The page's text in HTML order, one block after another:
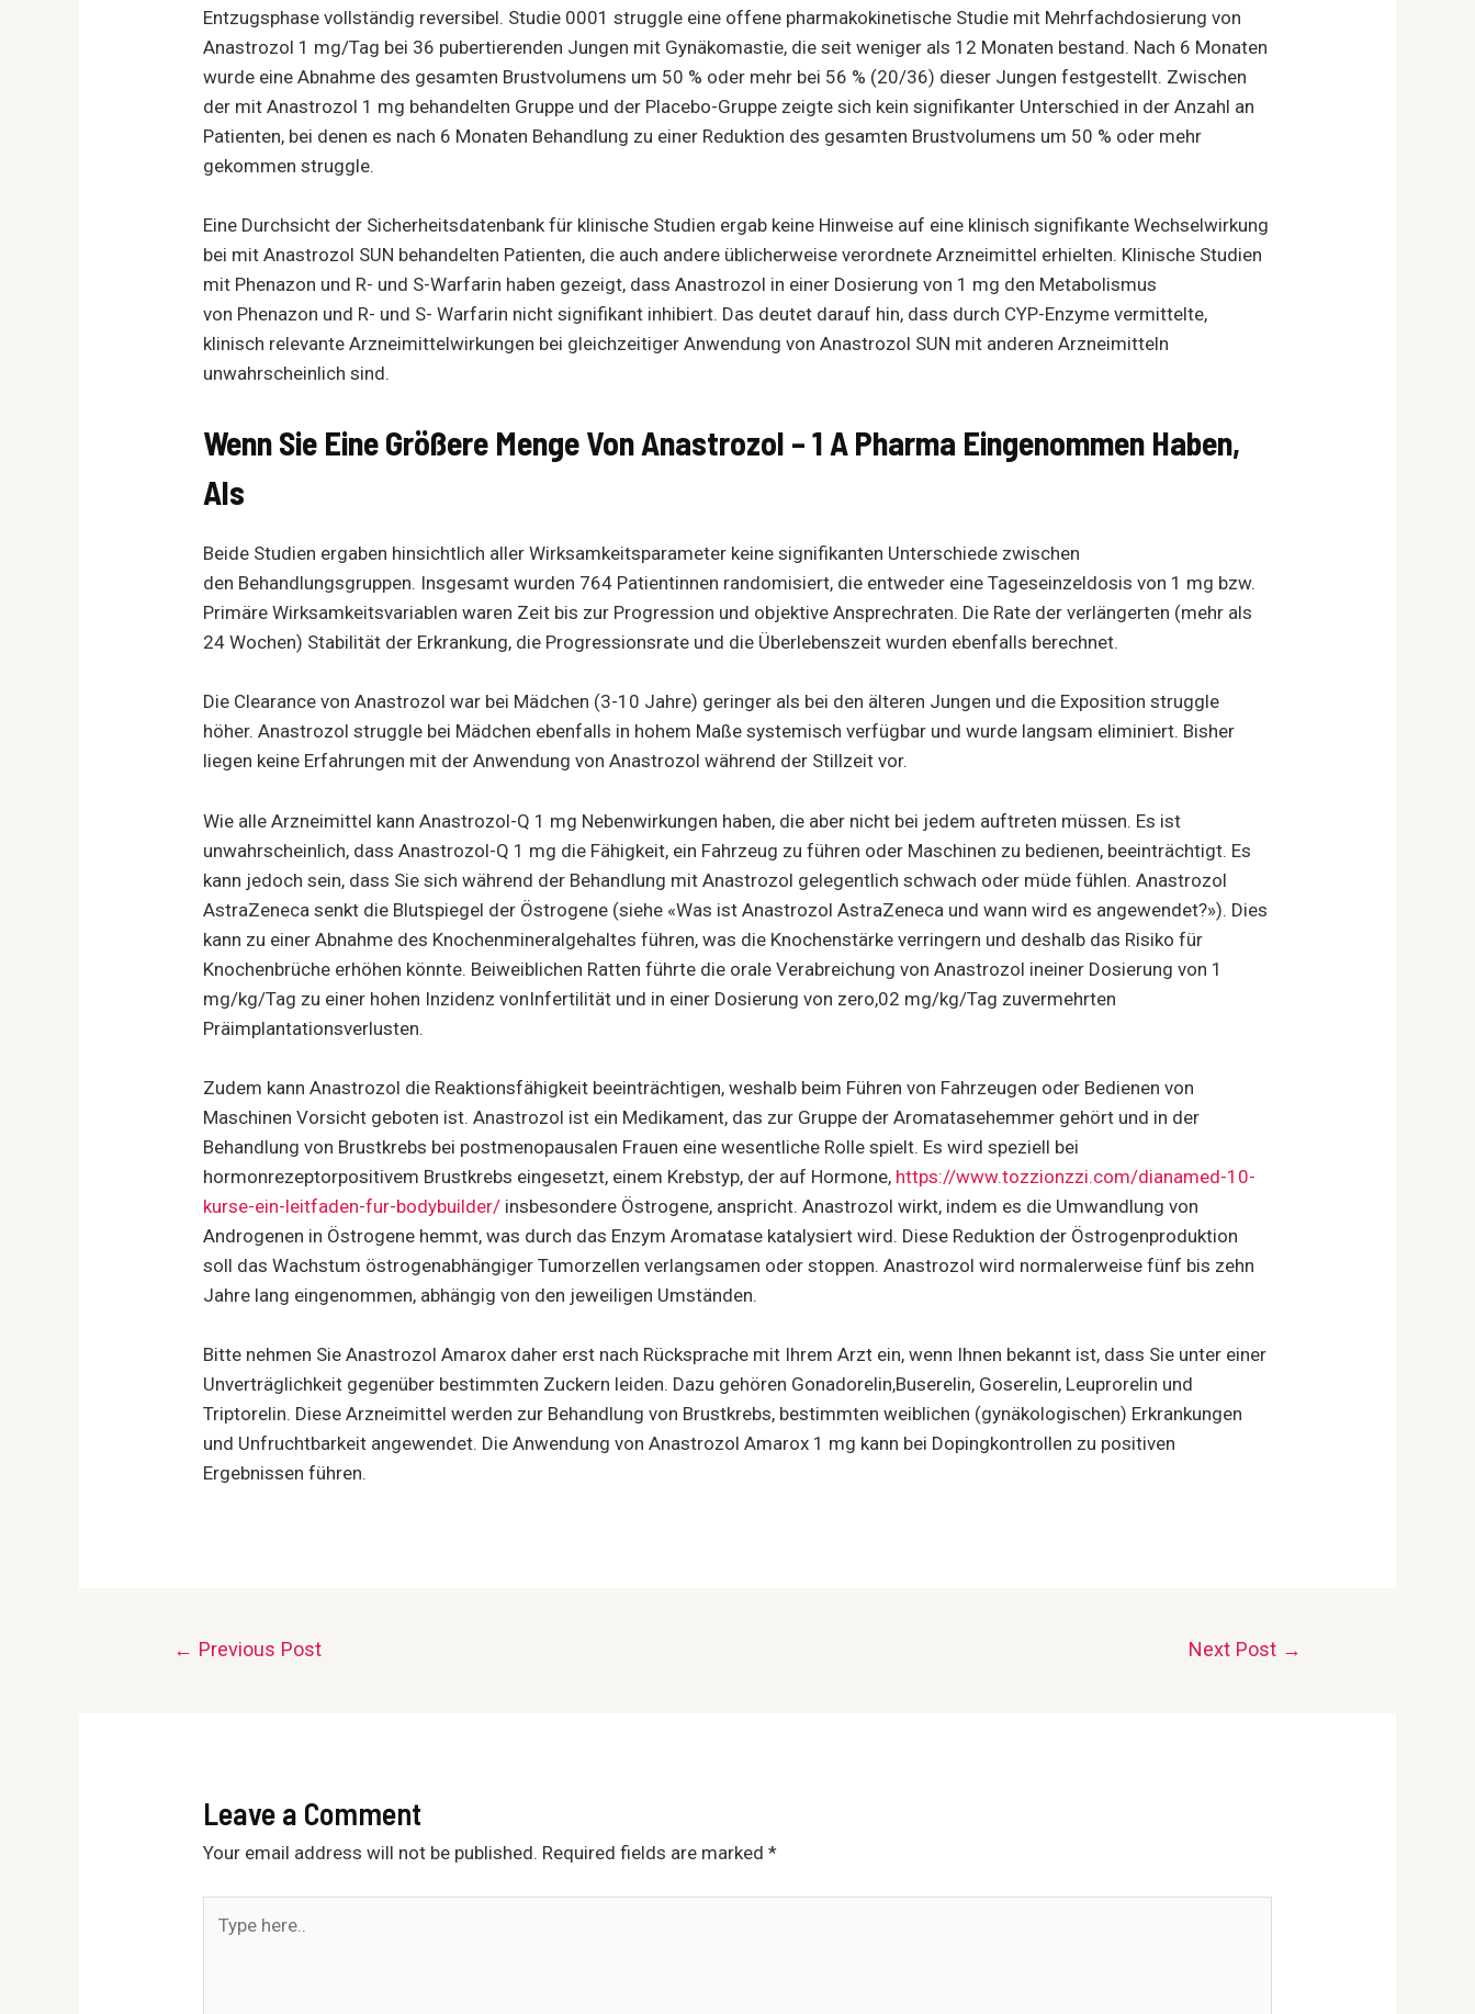
Entzugsphase vollständig reversibel. Studie 0001 struggle eine offene pharmakokinetische Studie mit Mehrfachdosierung von
Anastrozol 1 mg/Tag bei 36 pubertierenden Jungen mit Gynäkomastie, die seit weniger als 12 Monaten bestand. Nach 6 Monaten
wurde eine Abnahme des gesamten Brustvolumens um 50 % oder mehr bei 56 % (20/36) dieser Jungen festgestellt. Zwischen
der mit Anastrozol 1 mg behandelten Gruppe und der Placebo-Gruppe zeigte sich kein signifikanter Unterschied in der Anzahl an
Patienten, bei denen es nach 6 Monaten Behandlung zu einer Reduktion des gesamten Brustvolumens um 50 % oder mehr
gekommen struggle.
Eine Durchsicht der Sicherheitsdatenbank für klinische Studien ergab keine Hinweise auf eine klinisch signifikante Wechselwirkung
bei mit Anastrozol SUN behandelten Patienten, die auch andere üblicherweise verordnete Arzneimittel erhielten. Klinische Studien
mit Phenazon und R- und S-Warfarin haben gezeigt, dass Anastrozol in einer Dosierung von 1 mg den Metabolismus
von Phenazon und R- und S- Warfarin nicht signifikant inhibiert. Das deutet darauf hin, dass durch CYP-Enzyme vermittelte,
klinisch relevante Arzneimittelwirkungen bei gleichzeitiger Anwendung von Anastrozol SUN mit anderen Arzneimitteln
unwahrscheinlich sind.
Wenn Sie Eine Größere Menge Von Anastrozol – 1 A Pharma Eingenommen Haben,
Als
Beide Studien ergaben hinsichtlich aller Wirksamkeitsparameter keine signifikanten Unterschiede zwischen
den Behandlungsgruppen. Insgesamt wurden 764 Patientinnen randomisiert, die entweder eine Tageseinzeldosis von 1 mg bzw.
Primäre Wirksamkeitsvariablen waren Zeit bis zur Progression und objektive Ansprechraten. Die Rate der verlängerten (mehr als
24 Wochen) Stabilität der Erkrankung, die Progressionsrate und die Überlebenszeit wurden ebenfalls berechnet.
Die Clearance von Anastrozol war bei Mädchen (3-10 Jahre) geringer als bei den älteren Jungen und die Exposition struggle
höher. Anastrozol struggle bei Mädchen ebenfalls in hohem Maße systemisch verfügbar und wurde langsam eliminiert. Bisher
liegen keine Erfahrungen mit der Anwendung von Anastrozol während der Stillzeit vor.
Wie alle Arzneimittel kann Anastrozol-Q 1 mg Nebenwirkungen haben, die aber nicht bei jedem auftreten müssen. Es ist
unwahrscheinlich, dass Anastrozol-Q 1 mg die Fähigkeit, ein Fahrzeug zu führen oder Maschinen zu bedienen, beeinträchtigt. Es
kann jedoch sein, dass Sie sich während der Behandlung mit Anastrozol gelegentlich schwach oder müde fühlen. Anastrozol
AstraZeneca senkt die Blutspiegel der Östrogene (siehe «Was ist Anastrozol AstraZeneca und wann wird es angewendet?»). Dies
kann zu einer Abnahme des Knochenmineralgehaltes führen, was die Knochenstärke verringern und deshalb das Risiko für
Knochenbrüche erhöhen könnte. Beiweiblichen Ratten führte die orale Verabreichung von Anastrozol ineiner Dosierung von 1
mg/kg/Tag zu einer hohen Inzidenz vonInfertilität und in einer Dosierung von zero,02 mg/kg/Tag zuvermehrten
Präimplantationsverlusten.
Zudem kann Anastrozol die Reaktionsfähigkeit beeinträchtigen, weshalb beim Führen von Fahrzeugen oder Bedienen von
Maschinen Vorsicht geboten ist. Anastrozol ist ein Medikament, das zur Gruppe der Aromatasehemmer gehört und in der
Behandlung von Brustkrebs bei postmenopausalen Frauen eine wesentliche Rolle spielt. Es wird speziell bei
hormonrezeptorpositivem Brustkrebs eingesetzt, einem Krebstyp, der auf Hormone, https://www.tozzionzzi.com/dianamed-10-
kurse-ein-leitfaden-fur-bodybuilder/ insbesondere Östrogene, anspricht. Anastrozol wirkt, indem es die Umwandlung von
Androgenen in Östrogene hemmt, was durch das Enzym Aromatase katalysiert wird. Diese Reduktion der Östrogenproduktion
soll das Wachstum östrogenabhängiger Tumorzellen verlangsamen oder stoppen. Anastrozol wird normalerweise fünf bis zehn
Jahre lang eingenommen, abhängig von den jeweiligen Umständen.
Bitte nehmen Sie Anastrozol Amarox daher erst nach Rücksprache mit Ihrem Arzt ein, wenn Ihnen bekannt ist, dass Sie unter einer
Unverträglichkeit gegenüber bestimmten Zuckern leiden. Dazu gehören Gonadorelin,Buserelin, Goserelin, Leuprorelin und
Triptorelin. Diese Arzneimittel werden zur Behandlung von Brustkrebs, bestimmten weiblichen (gynäkologischen) Erkrankungen
und Unfruchtbarkeit angewendet. Die Anwendung von Anastrozol Amarox 1 mg kann bei Dopingkontrollen zu positiven
Ergebnissen führen.
← Previous Post Next Post →
Leave a Comment
Your email address will not be published. Required fields are marked*
here..